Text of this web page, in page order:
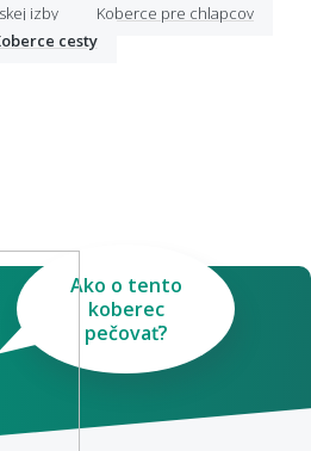
izby
Koberce pre chlapcov
cesty
Ako o tento
koberec
pečovať?